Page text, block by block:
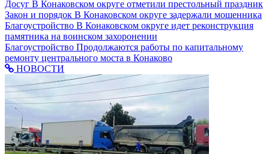
Досуг В Конаковском округе отметили престольный праздник
Закон и порядок В Конаковском округе задержали мошенника
Благоустройство В Конаковском округе идет реконструкция
памятника на воинском захоронении
Благоустройство Продолжаются работы по капитальному
ремонту центрального моста в Конаково
НОВОСТИ